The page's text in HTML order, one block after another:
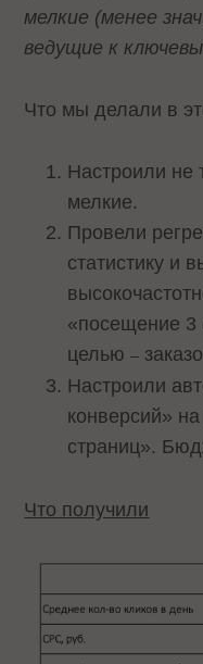
мелкие (менее
ведущие к
Что мы делали в
Настроили не
мелкие.
Провели
статистику и
«посещение 3
целью–
Настроили
конверсий»
страниц».
Что получили